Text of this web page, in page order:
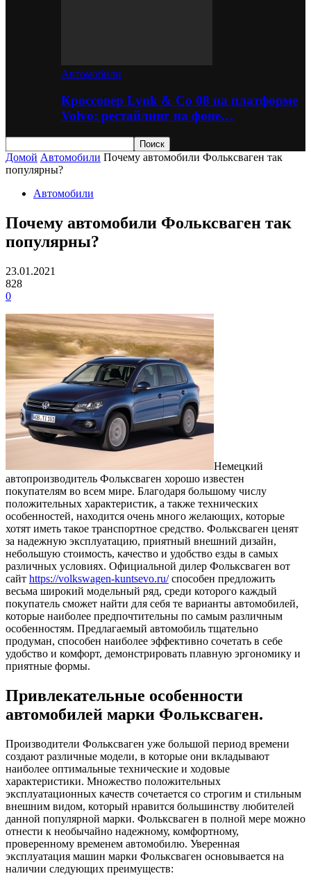
Автомобили
Кроссовер Lynk & Co 08 на платформе
Volvo: рестайлинг на фоне…
Домой Автомобили Почему автомобили Фольксваген так
популярны?
Автомобили
Почему автомобили Фольксваген так
популярны?
23.01.2021
828
0
Немецкий
автопроизводитель Фольксваген хорошо известен
покупателям во всем мире. Благодаря большому числу
положительных характеристик, а также технических
особенностей, находится очень много желающих, которые
хотят иметь такое транспортное средство. Фольксваген ценят
за надежную эксплуатацию, приятный внешний дизайн,
небольшую стоимость, качество и удобство езды в самых
различных условиях. Официальной дилер Фольксваген вот
сайт https://volkswagen-kuntsevo.ru/способен предложить
весьма широкий модельный ряд, среди которого каждый
покупатель сможет найти для себя те варианты автомобилей,
которые наиболее предпочтительны по самым различным
особенностям. Предлагаемый автомобиль тщательно
продуман, способен наиболее эффективно сочетать в себе
удобство и комфорт, демонстрировать плавную эргономику и
приятные формы.
Привлекательные особенности
автомобилей марки Фольксваген.
Производители Фольксваген уже большой период времени
создают различные модели, в которые они вкладывают
наиболее оптимальные технические и ходовые
характеристики. Множество положительных
эксплуатационных качеств сочетается со строгим и стильным
внешним видом, который нравится большинству любителей
данной популярной марки. Фольксваген в полной мере можно
отнести к необычайно надежному, комфортному,
проверенному временем автомобилю. Уверенная
эксплуатация машин марки Фольксваген основывается на
наличии следующих преимуществ: